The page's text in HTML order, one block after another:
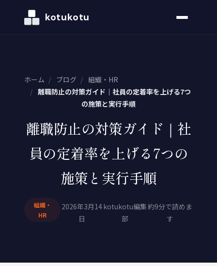
kotukotu
ホーム / ブログ / 組織・HR
/ 離職防止の対策ガイド｜社員の定着率を上げる7つ
の施策と実行手順
離職防止の対策ガイド｜社
員の定着率を上げる7つの
施策と実行手順
組織・
HR
2026年3月14
日
kotukotu編集
部
約9分で読めま
す